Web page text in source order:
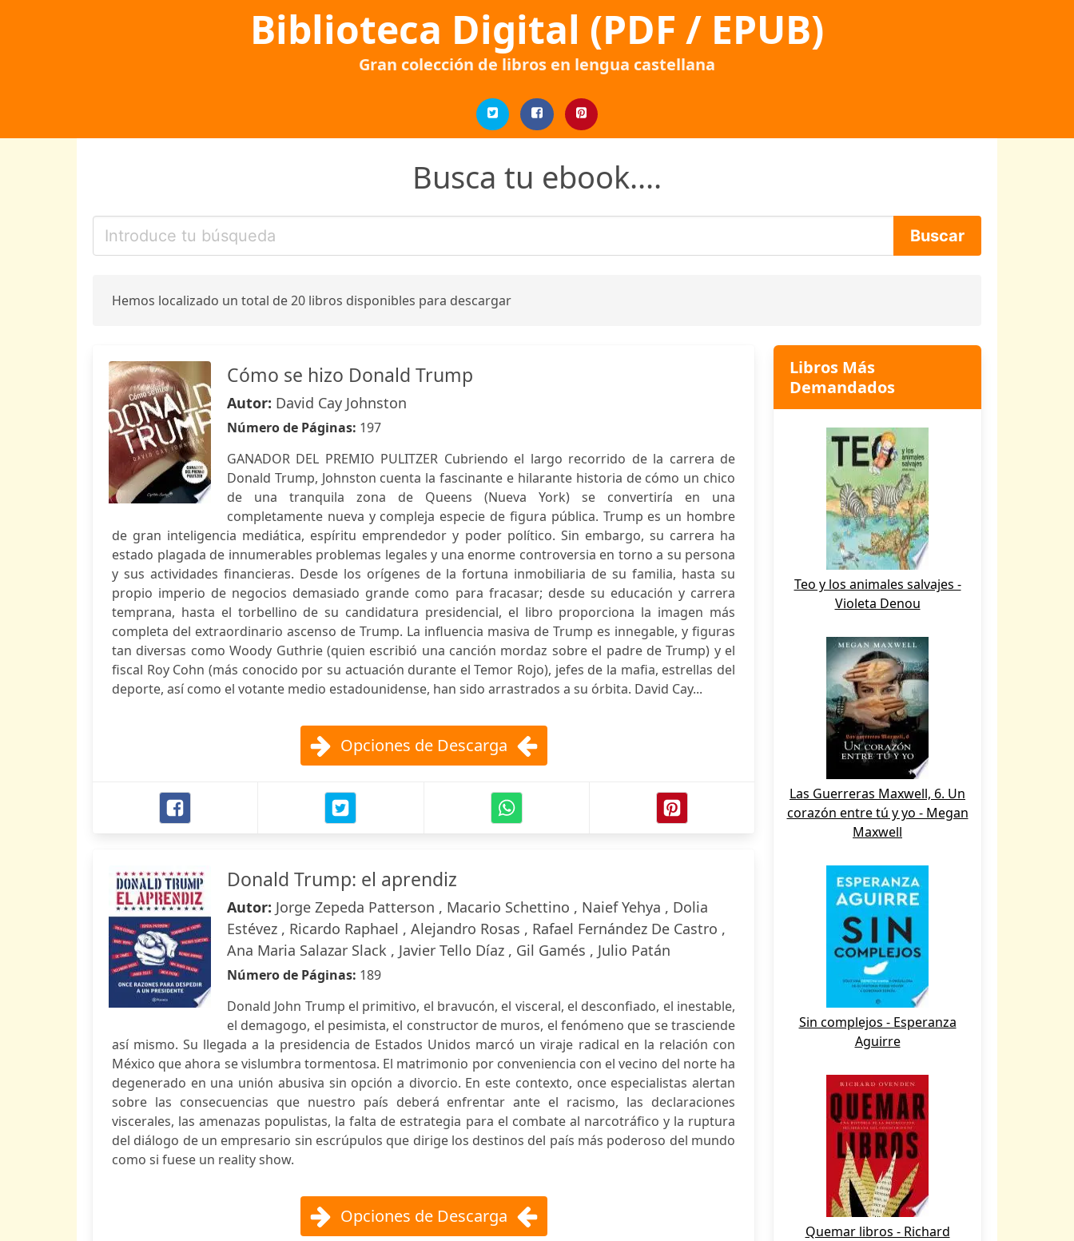
Biblioteca Digital (PDF / EPUB)
Gran colección de libros en lengua castellana
Busca tu ebook....
Hemos localizado un total de 20 libros disponibles para descargar
Cómo se hizo Donald Trump
Autor: David Cay Johnston
Número de Páginas: 197
GANADOR DEL PREMIO PULITZER Cubriendo el largo recorrido de la carrera de
Donald Trump, Johnston cuenta la fascinante e hilarante historia de cómo un chico
de una tranquila zona de Queens (Nueva York) se convertiría en una
completamente nueva y compleja especie de figura pública. Trump es un hombre
de gran inteligencia mediática, espíritu emprendedor y poder político. Sin embargo, su carrera ha
estado plagada de innumerables problemas legales y una enorme controversia en torno a su persona
y sus actividades financieras. Desde los orígenes de la fortuna inmobiliaria de su familia, hasta su
propio imperio de negocios demasiado grande como para fracasar; desde su educación y carrera
temprana, hasta el torbellino de su candidatura presidencial, el libro proporciona la imagen más
completa del extraordinario ascenso de Trump. La influencia masiva de Trump es innegable, y figuras
tan diversas como Woody Guthrie (quien escribió una canción mordaz sobre el padre de Trump) y el
fiscal Roy Cohn (más conocido por su actuación durante el Temor Rojo), jefes de la mafia, estrellas del
deporte, así como el votante medio estadounidense, han sido arrastrados a su órbita. David Cay...
Opciones de Descarga
Donald Trump: el aprendiz
Autor: Jorge Zepeda Patterson , Macario Schettino , Naief Yehya , Dolia
Estévez , Ricardo Raphael , Alejandro Rosas , Rafael Fernández De Castro ,
Ana Maria Salazar Slack , Javier Tello Díaz , Gil Gamés , Julio Patán
Número de Páginas: 189
Donald John Trump el primitivo, el bravucón, el visceral, el desconfiado, el inestable,
el demagogo, el pesimista, el constructor de muros, el fenómeno que se trasciende
así mismo. Su llegada a la presidencia de Estados Unidos marcó un viraje radical en la relación con
México que ahora se vislumbra tormentosa. El matrimonio por conveniencia con el vecino del norte ha
degenerado en una unión abusiva sin opción a divorcio. En este contexto, once especialistas alertan
sobre las consecuencias que nuestro país deberá enfrentar ante el racismo, las declaraciones
viscerales, las amenazas populistas, la falta de estrategia para el combate al narcotráfico y la ruptura
del diálogo de un empresario sin escrúpulos que dirige los destinos del país más poderoso del mundo
como si fuese un reality show.
Opciones de Descarga
Libros Más
Demandados
Teo y los animales salvajes -
Violeta Denou
Las Guerreras Maxwell, 6. Un
corazón entre tú y yo - Megan
Maxwell
Sin complejos - Esperanza
Aguirre
Quemar libros - Richard